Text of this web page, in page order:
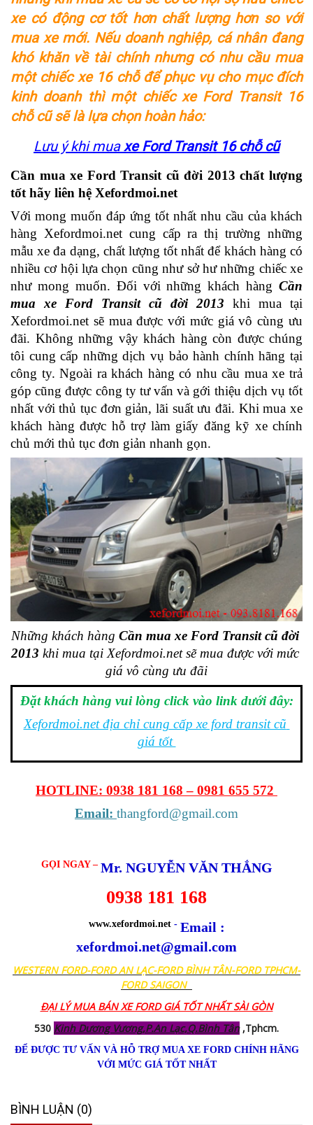
xe có động cơ tốt hơn chất lượng hơn so với
mua xe mới. Nếu doanh nghiệp, cá nhân đang
khó khăn về tài chính nhưng có nhu cầu mua
một chiếc xe 16 chỗ để phục vụ cho mục đích
kinh doanh thì một chiếc xe Ford Transit 16
chỗ cũ sẽ là lựa chọn hoàn hảo:
Lưu ý khi muaxe Ford Transit 16 chỗ cũ
Cần mua xe Ford Transit cũ đời 2013 chất lượng
tốt hãy liên hệ Xefordmoi.net
Với mong muốn đáp ứng tốt nhất nhu cầu của khách
hàng Xefordmoi.net cung cấp ra thị trường những
mẫu xe đa dạng, chất lượng tốt nhất để khách hàng có
nhiều cơ hội lựa chọn cũng như sở hư những chiếc xe
như mong muốn. Đối với những khách hàng Cần
mua xe Ford Transit cũ đời 2013 khi mua tại
Xefordmoi.net sẽ mua được với mức giá vô cùng ưu
đãi. Không những vậy khách hàng còn được chúng
tôi cung cấp những dịch vụ bảo hành chính hãng tại
công ty. Ngoài ra khách hàng có nhu cầu mua xe trả
góp cũng được công ty tư vấn và gới thiệu dịch vụ tốt
nhất với thủ tục đơn giản, lãi suất ưu đãi. Khi mua xe
khách hàng được hỗ trợ làm giấy đăng kỹ xe chính
chủ mới thủ tục đơn giản nhanh gọn.
Những khách hàng Cần mua xe Ford Transit cũ đời
2013 khi mua tại Xefordmoi.net sẽ mua được với mức
giá vô cùng ưu đãi
Đặt khách hàng vui lòng click vào link dưới đây:
Xefordmoi.net địa chỉ cung cấp xe ford transit cũ
giá tốt
HOTLINE: 0938 181 168 – 0981 655 572
Email: thangford@gmail.com
GỌI NGAY – Mr. NGUYỄN VĂN THẮNG
0938 181 168
www.xefordmoi.net- Email :
xefordmoi.net@gmail.com
WESTERN FORD-FORD AN LẠC-FORD BÌNH TÂN-FORD TPHCM-
FORD SAIGON
ĐẠI LÝ MUA BÁN XE FORD GIÁ TỐT NHẤT SÀI GÒN
530 Kinh Dương Vương,P.An Lạc,Q.Bình Tân,Tphcm.
ĐỂ ĐƯỢC TƯ VẤN VÀ HỖ TRỢ MUA XE FORD CHÍNH HÃNG
VỚI MỨC GIÁ TỐT NHẤT
BÌNH LUẬN (0)